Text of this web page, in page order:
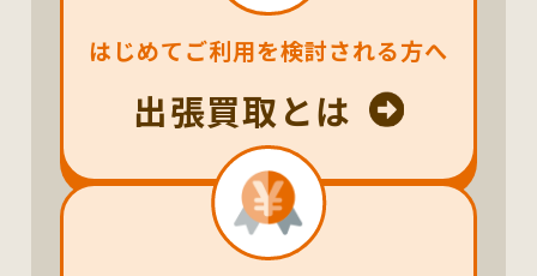
はじめてご利用を検討される方へ
出張買取とは